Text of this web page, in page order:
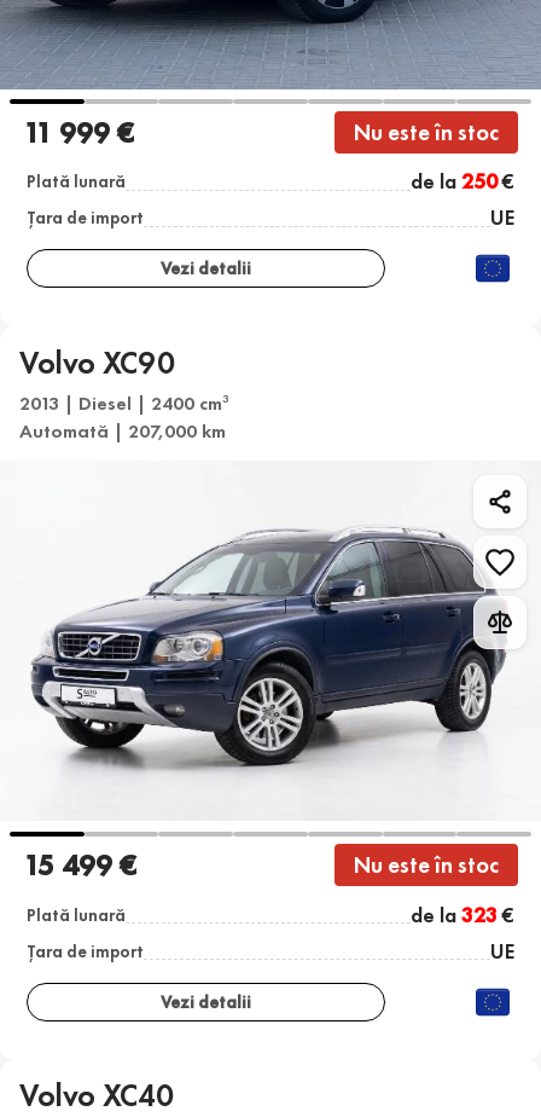
11 999 € Nu este în stoc
Plată lunară de la250€
Țara de import UE
Vezi detalii
Volvo XC90
2013 | Diesel | 2400 cm3
Automată | 207,000 km
15 499 € Nu este în stoc
Plată lunară de la323€
Țara de import UE
Vezi detalii
Volvo XC40